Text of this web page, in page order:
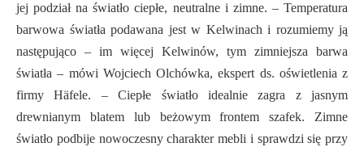
jej podział na światło ciepłe, neutralne i zimne. – Temperatura
barwowa światła podawana jest w Kelwinach i rozumiemy ją
następująco – im więcej Kelwinów, tym zimniejsza barwa
światła – mówi Wojciech Olchówka, ekspert ds. oświetlenia z
firmy Häfele. – Ciepłe światło idealnie zagra z jasnym
drewnianym blatem lub beżowym frontem szafek. Zimne
światło podbije nowoczesny charakter mebli i sprawdzi się przy